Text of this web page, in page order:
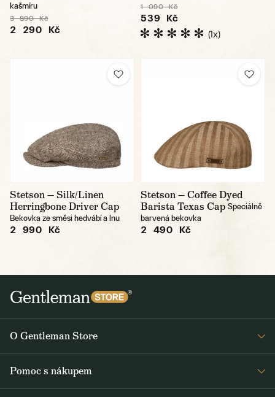
kašmíru
3 890 Kč
2 290 Kč
1 090 Kč
539 Kč
(1x)
Stetson — Silk/Linen
Herringbone Driver Cap
Bekovka ze směsi hedvábí a lnu
2 990 Kč
Stetson — Coffee Dyed
Barista Texas Cap Speciálně
barvená bekovka
2 490 Kč
O Gentleman Store
Pomoc s nákupem